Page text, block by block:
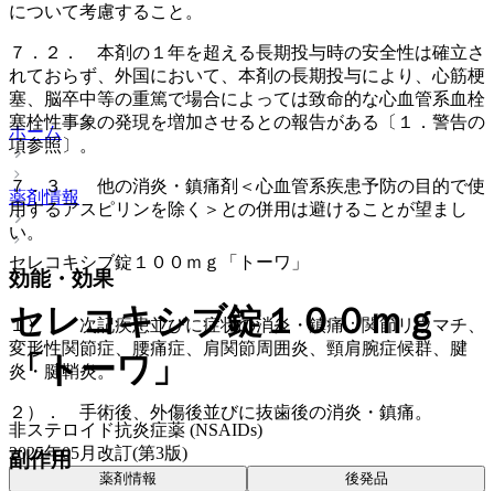
について考慮すること。
７．２． 本剤の１年を超える長期投与時の安全性は確立さ
れておらず、外国において、本剤の長期投与により、心筋梗
塞、脳卒中等の重篤で場合によっては致命的な心血管系血栓
塞栓性事象の発現を増加させるとの報告がある〔１．警告の
項参照〕。
７．３． 他の消炎・鎮痛剤＜心血管系疾患予防の目的で使
用するアスピリンを除く＞との併用は避けることが望まし
い。
効能・効果
１）． 次記疾患並びに症状の消炎・鎮痛：関節リウマチ、
変形性関節症、腰痛症、肩関節周囲炎、頸肩腕症候群、腱
炎・腱鞘炎。
２）． 手術後、外傷後並びに抜歯後の消炎・鎮痛。
副作用
ホーム
薬剤情報
セレコキシブ錠１００ｍｇ「トーワ」
セレコキシブ錠１００ｍｇ
「トーワ」
非ステロイド抗炎症薬 (NSAIDs)
2025年05月改訂(第3版)
薬剤情報 後発品